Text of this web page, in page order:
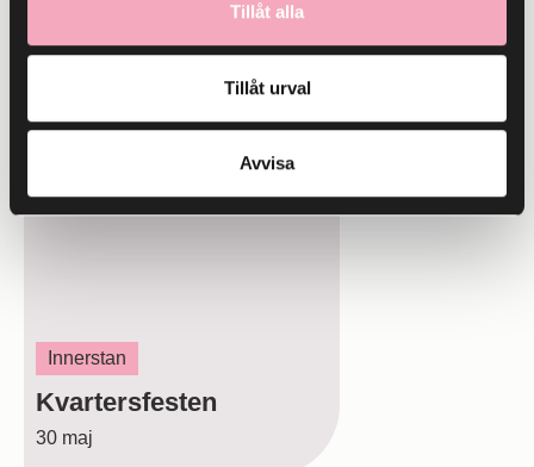
Tillåt alla
Tillåt urval
Avvisa
30
Innerstan
Kvartersfesten
30 maj